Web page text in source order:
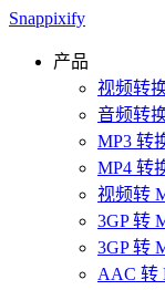
Snappixify
产品
视频转
音频转
MP3 转
MP4 转
视频转
3GP 转
3GP 转
AAC 转